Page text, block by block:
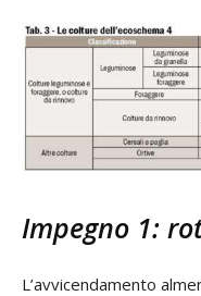
Impegno 1:
L’avvicendamento